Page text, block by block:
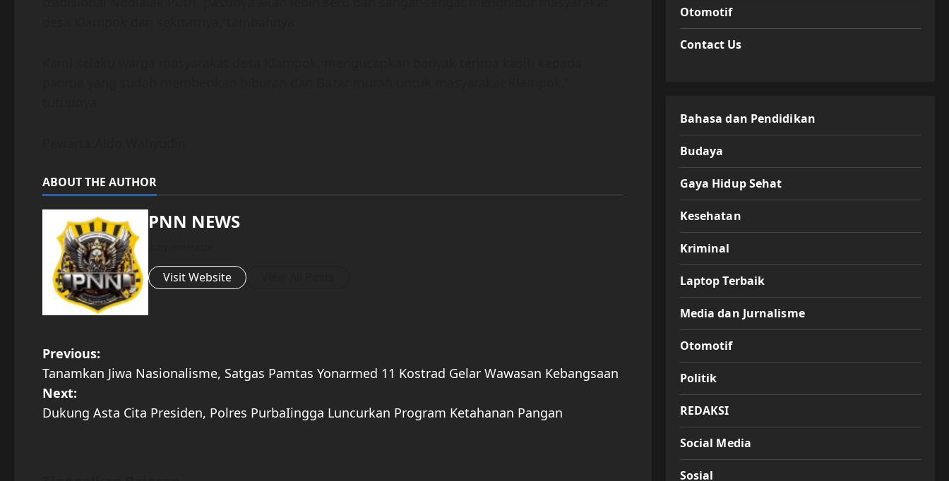
ABOUT THE AUTHOR
PNN NEWS
Visit Website
P
o
s
Previous:
Tanamkan Jiwa Nasionalisme, Satgas Pamtas Yonarmed 11 Kostrad Gelar Wawasan Kebangsaan
Next:
Dukung Asta Cita Presiden, Polres PurbaIingga Luncurkan Program Ketahanan Pangan
Otomotif
Contact Us
Bahasa dan Pendidikan
Budaya
Gaya Hidup Sehat
Kesehatan
Kriminal
Laptop Terbaik
Media dan Jurnalisme
Otomotif
Politik
REDAKSI
Social Media
Sosial